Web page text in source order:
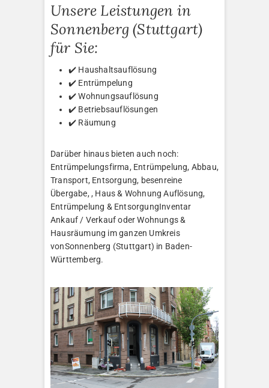
Unsere Leistungen in
Sonnenberg (Stuttgart)
für Sie:
✔️ Haushaltsauflösung
✔️ Entrümpelung
✔️ Wohnungsauflösung
✔️ Betriebsauflösungen
✔️ Räumung
Darüber hinaus bieten auch noch:
Entrümpelungsfirma, Entrümpelung, Abbau,
Transport, Entsorgung, besenreine
Übergabe, , Haus & Wohnung Auflösung,
Entrümpelung & EntsorgungInventar
Ankauf / Verkauf oder Wohnungs &
Hausräumung im ganzen Umkreis
vonSonnenberg (Stuttgart) in Baden-
Württemberg.